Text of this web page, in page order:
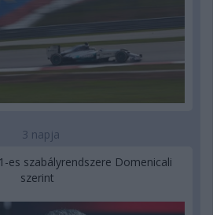
3 napja
es szabályrendszere Domenicali
szerint